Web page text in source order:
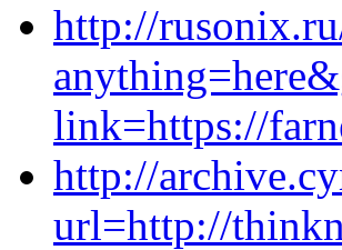
http://
link=https://
http://
url=http://